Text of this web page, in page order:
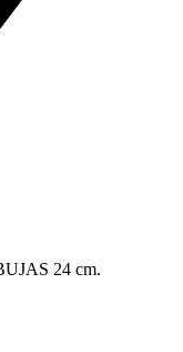
24 cm.